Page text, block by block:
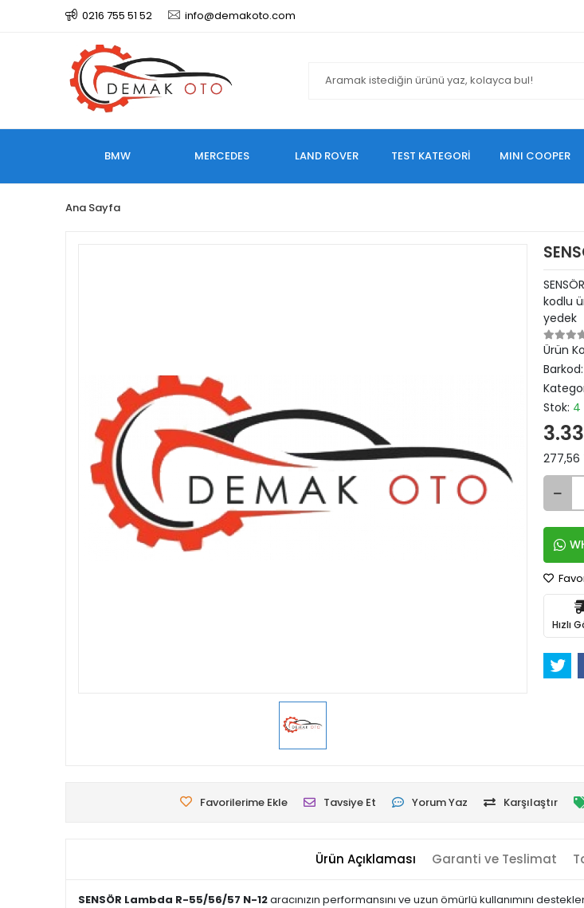
0216 755 51 52 info@demakoto.com
BMW MERCEDES LAND ROVER TEST KATEGORİ MINI COOPER
Ana Sayfa
kodlu
yedek
Ürün
Barkod:
Stok: 4
277,56
Hızlı
Favorilerime Ekle Tavsiye Et Yorum Yaz Karşılaştır
Ürün Açıklaması Garanti ve Teslimat
SENSÖR Lambda R-55/56/57 N-12aracınızın performansını ve uzun ömürlü kullanımını